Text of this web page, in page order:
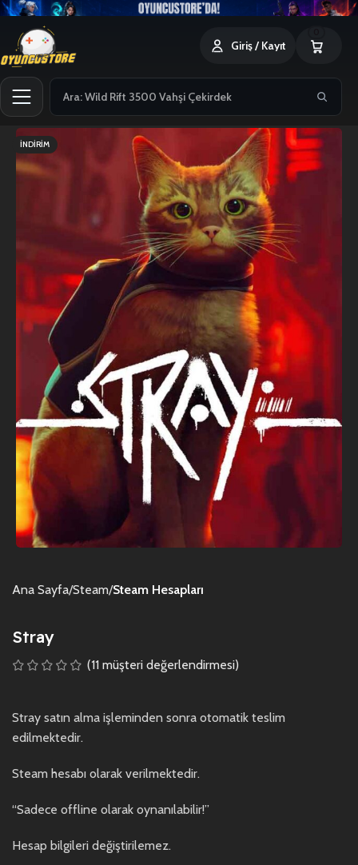
Giriş / Kayıt
İNDIRIM
Ana Sayfa Steam Steam Hesapları
Stray
(11 müşteri değerlendirmesi)
Stray satın alma işleminden sonra otomatik teslim
edilmektedir.
Steam hesabı olarak verilmektedir.
“Sadece offline olarak oynanılabilir!”
Hesap bilgileri değiştirilemez.